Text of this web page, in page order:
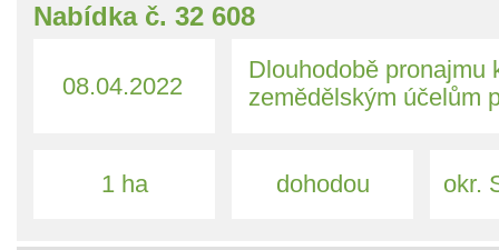
Nabídka č. 32 608
08.04.2022
Dlouhodobě pronajmu
zemědělským účelům
1 ha dohodou okr.